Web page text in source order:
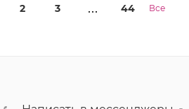
2 3 44 Все